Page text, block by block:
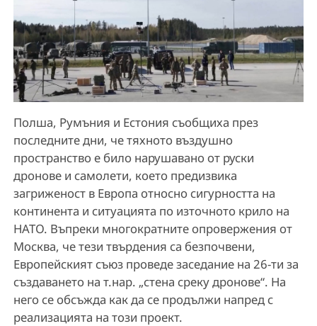
Полша, Румъния и Естония съобщиха през
последните дни, че тяхното въздушно
пространство е било нарушавано от руски
дронове и самолети, което предизвика
загриженост в Европа относно сигурността на
континента и ситуацията по източното крило на
НАТО. Въпреки многократните опровержения от
Москва, че тези твърдения са безпочвени,
Европейският съюз проведе заседание на 26-ти за
създаването на т.нар. „стена среку дронове“. На
него се обсъжда как да се продължи напред с
реализацията на този проект.